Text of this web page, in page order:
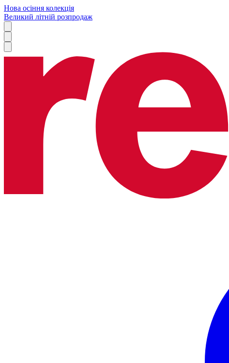
Нова осіння колекція
Великий літній розпродаж